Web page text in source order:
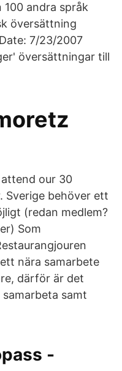
100 andra språk
översättning
7/23/2007
översättningar till
our 30
Sverige behöver ett
(redan medlem?
Som
nära samarbete
därför är det
samt
-